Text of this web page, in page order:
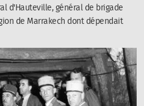
d'Hauteville, général de brigade
de Marrakech dont dépendait